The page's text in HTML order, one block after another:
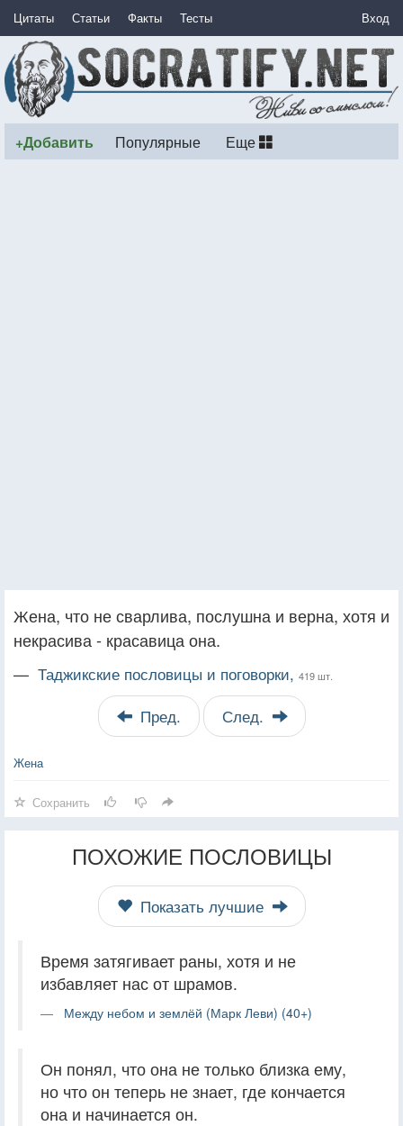
Цитаты Статьи Факты Тесты Вход
+Добавить Популярные Еще
Жена, что не сварлива, послушна и верна, хотя и
некрасива - красавица она.
— Таджикские пословицы и поговорки, 419 шт.
Пред. След.
Жена
Сохранить
ПОХОЖИЕ ПОСЛОВИЦЫ
Показать лучшие
Время затягивает раны, хотя и не
избавляет нас от шрамов.
Между небом и землёй (Марк Леви) (40+)
Он понял, что она не только близка ему,
но что он теперь не знает, где кончается
она и начинается он.